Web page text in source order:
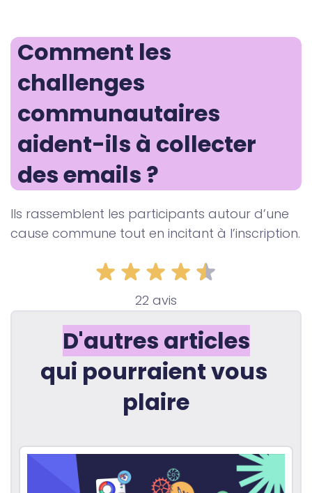
Comment les
challenges
communautaires
aident-ils à collecter
des emails ?
Ils rassemblent les participants autour d’une
cause commune tout en incitant à l’inscription.
22 avis
D'autres articles
qui pourraient vous
plaire